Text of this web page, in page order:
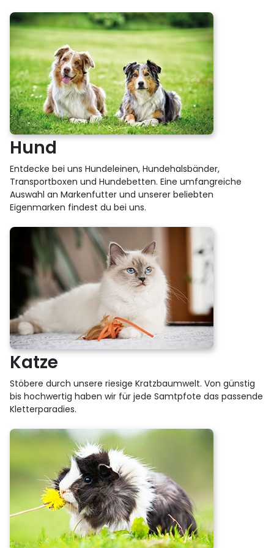
Hund
Entdecke bei uns Hundeleinen, Hundehalsbänder,
Transportboxen und Hundebetten. Eine umfangreiche
Auswahl an Markenfutter und unserer beliebten
Eigenmarken findest du bei uns.
Katze
Stöbere durch unsere riesige Kratzbaumwelt. Von günstig
bis hochwertig haben wir für jede Samtpfote das passende
Kletterparadies.